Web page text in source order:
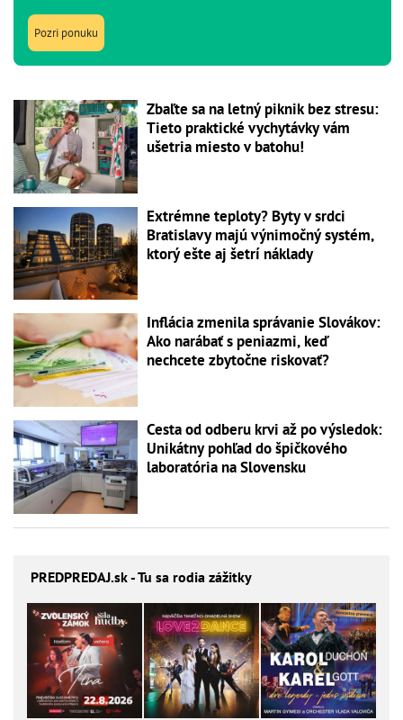
Pozri ponuku
Zbaľte sa na letný piknik bez stresu:
Tieto praktické vychytávky vám
ušetria miesto v batohu!
Extrémne teploty? Byty v srdci
Bratislavy majú výnimočný systém,
ktorý ešte aj šetrí náklady
Inflácia zmenila správanie Slovákov:
Ako narábať s peniazmi, keď
nechcete zbytočne riskovať?
Cesta od odberu krvi až po výsledok:
Unikátny pohľad do špičkového
laboratória na Slovensku
PREDPREDAJ.sk - Tu sa rodia zážitky